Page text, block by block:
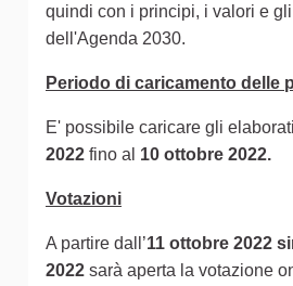
quindi con i principi, i valori e
dell'Agenda 2030.
Periodo di caricamento delle
E' possibile caricare gli
2022 fino al 10 ottobre 2022.
Votazioni
A partire dall’11 ottobre 2022
2022 sarà aperta la votazione